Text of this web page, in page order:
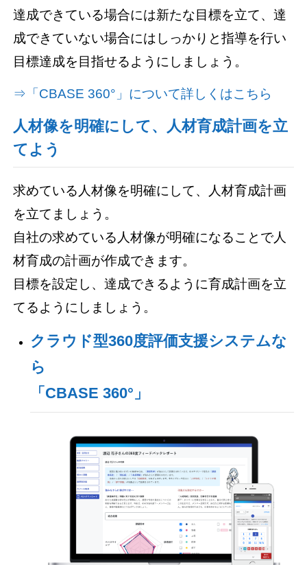
達成できている場合には新たな目標を立て、達
成できていない場合にはしっかりと指導を行い
目標達成を目指せるようにしましょう。
⇒「CBASE 360°」について詳しくはこちら
人材像を明確にして、人材育成計画を立
てよう
求めている人材像を明確にして、人材育成計画
を立てましょう。
自社の求めている人材像が明確になることで人
材育成の計画が作成できます。
目標を設定し、達成できるように育成計画を立
てるようにしましょう。
クラウド型360度評価支援システムな
ら
「CBASE 360°」